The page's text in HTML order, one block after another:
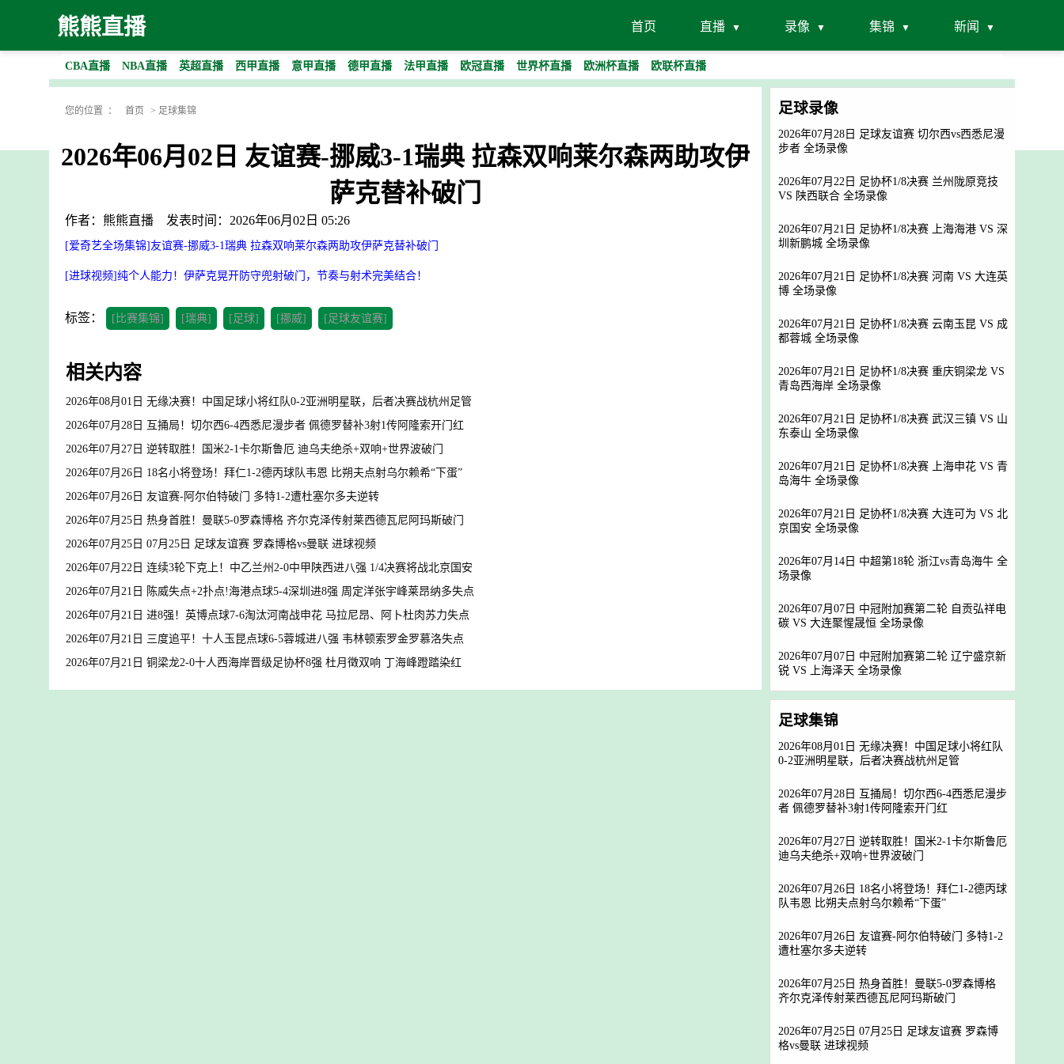
熊熊直播 首页 直播 录像 集锦 新闻
CBA直播 NBA直播 英超直播 西甲直播 意甲直播 德甲直播 法甲直播 欧冠直播 世界杯直播 欧洲杯直播 欧联杯直播
您的位置 ： 首页 > 足球集锦
2026年06月02日 友谊赛-挪威3-1瑞典 拉森双响莱尔森两助攻伊
萨克替补破门
作者：熊熊直播 发表时间：2026年06月02日 05:26
[爱奇艺全场集锦]友谊赛-挪威3-1瑞典 拉森双响莱尔森两助攻伊萨克替补破门
[进球视频]纯个人能力！伊萨克晃开防守兜射破门，节奏与射术完美结合！
标签： [比赛集锦] [瑞典] [足球] [挪威] [足球友谊赛]
相关内容
2026年08月01日 无缘决赛！中国足球小将红队0-2亚洲明星联，后者决赛战杭州足管
2026年07月28日 互捅局！切尔西6-4西悉尼漫步者 佩德罗替补3射1传阿隆索开门红
2026年07月27日 逆转取胜！国米2-1卡尔斯鲁厄 迪乌夫绝杀+双响+世界波破门
2026年07月26日 18名小将登场！拜仁1-2德丙球队韦恩 比朔夫点射乌尔赖希“下蛋”
2026年07月26日 友谊赛-阿尔伯特破门 多特1-2遭杜塞尔多夫逆转
2026年07月25日 热身首胜！曼联5-0罗森博格 齐尔克泽传射莱西德瓦尼阿玛斯破门
2026年07月25日 07月25日 足球友谊赛 罗森博格vs曼联 进球视频
2026年07月22日 连续3轮下克上！中乙兰州2-0中甲陕西进八强 1/4决赛将战北京国安
2026年07月21日 陈威失点+2扑点!海港点球5-4深圳进8强 周定洋张宇峰莱昂纳多失点
2026年07月21日 进8强！英博点球7-6淘汰河南战申花 马拉尼昂、阿卜杜肉苏力失点
2026年07月21日 三度追平！十人玉昆点球6-5蓉城进八强 韦林顿索罗金罗慕洛失点
2026年07月21日 铜梁龙2-0十人西海岸晋级足协杯8强 杜月徵双响 丁海峰蹬踏染红
足球录像
2026年07月28日 足球友谊赛 切尔西vs西悉尼漫
步者 全场录像
2026年07月22日 足协杯1/8决赛 兰州陇原竞技
VS 陕西联合 全场录像
2026年07月21日 足协杯1/8决赛 上海海港 VS 深
圳新鹏城 全场录像
2026年07月21日 足协杯1/8决赛 河南 VS 大连英
博 全场录像
2026年07月21日 足协杯1/8决赛 云南玉昆 VS 成
都蓉城 全场录像
2026年07月21日 足协杯1/8决赛 重庆铜梁龙 VS
青岛西海岸 全场录像
2026年07月21日 足协杯1/8决赛 武汉三镇 VS 山
东泰山 全场录像
2026年07月21日 足协杯1/8决赛 上海申花 VS 青
岛海牛 全场录像
2026年07月21日 足协杯1/8决赛 大连可为 VS 北
京国安 全场录像
2026年07月14日 中超第18轮 浙江vs青岛海牛 全
场录像
2026年07月07日 中冠附加赛第二轮 自贡弘祥电
碳 VS 大连聚惺晟恒 全场录像
2026年07月07日 中冠附加赛第二轮 辽宁盛京新
锐 VS 上海泽天 全场录像
足球集锦
2026年08月01日 无缘决赛！中国足球小将红队
0-2亚洲明星联，后者决赛战杭州足管
2026年07月28日 互捅局！切尔西6-4西悉尼漫步
者 佩德罗替补3射1传阿隆索开门红
2026年07月27日 逆转取胜！国米2-1卡尔斯鲁厄
迪乌夫绝杀+双响+世界波破门
2026年07月26日 18名小将登场！拜仁1-2德丙球
队韦恩 比朔夫点射乌尔赖希“下蛋”
2026年07月26日 友谊赛-阿尔伯特破门 多特1-2
遭杜塞尔多夫逆转
2026年07月25日 热身首胜！曼联5-0罗森博格
齐尔克泽传射莱西德瓦尼阿玛斯破门
2026年07月25日 07月25日 足球友谊赛 罗森博
格vs曼联 进球视频